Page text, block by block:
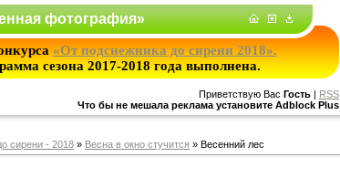
фотография»
«От подснежника до сирени 2018».
сезона 2017-2018 года выполнена.
Приветствую Вас Гость | RSS
Что бы не мешала реклама установите Adblock Plus
сирени - 2018 » Весна в окно стучится » Весенний лес